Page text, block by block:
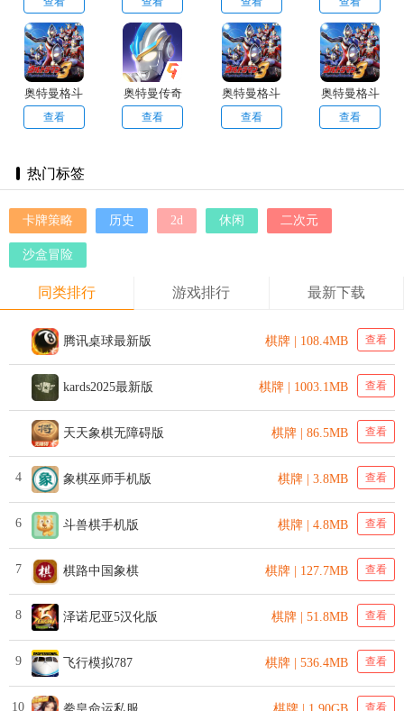
汉化版
奥特曼格斗
进化3手机
查看
奥特曼传奇
英雄存档版
查看
奥特曼格斗
进化3免费
查看
奥特曼格斗
进化3(手机
查看
热门标签
卡牌策略 历史 2d 休闲 二次元
沙盒冒险
同类排行 游戏排行 最新下载
腾讯桌球最新版 棋牌 | 108.4MB 查看
kards2025最新版 棋牌 | 1003.1MB 查看
天天象棋无障碍版 棋牌 | 86.5MB 查看
4 象棋巫师手机版 棋牌 | 3.8MB 查看
6 斗兽棋手机版 棋牌 | 4.8MB 查看
7 棋路中国象棋 棋牌 | 127.7MB 查看
8 泽诺尼亚5汉化版 棋牌 | 51.8MB 查看
9 飞行模拟787 棋牌 | 536.4MB 查看
10 查看